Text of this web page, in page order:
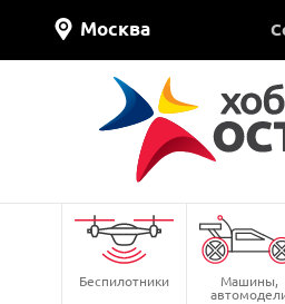
Москва
Беспилотники Машины,